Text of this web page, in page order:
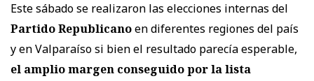
Este sábado se realizaron las elecciones internas del
Partido Republicanoen diferentes regiones del país
y en Valparaíso si bien el resultado parecía esperable,
el amplio margen conseguido por la lista